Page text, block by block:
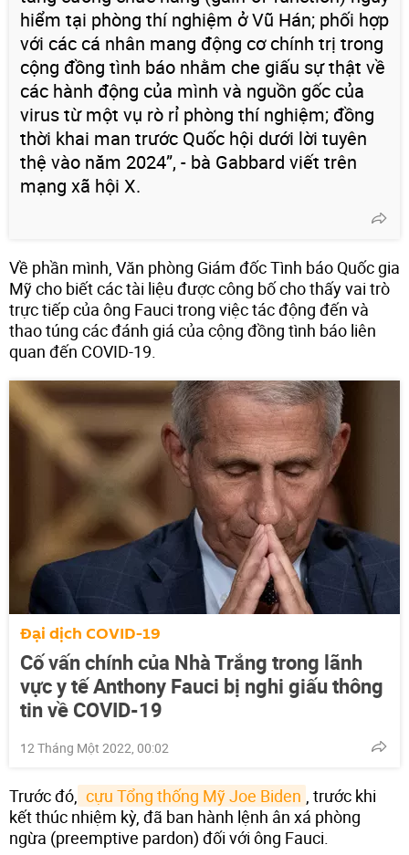
hiểm tại phòng thí nghiệm ở Vũ Hán; phối hợp
với các cá nhân mang động cơ chính trị trong
cộng đồng tình báo nhằm che giấu sự thật về
các hành động của mình và nguồn gốc của
virus từ một vụ rò rỉ phòng thí nghiệm; đồng
thời khai man trước Quốc hội dưới lời tuyên
thệ vào năm 2024”, - bà Gabbard viết trên
mạng xã hội X.
Về phần mình, Văn phòng Giám đốc Tình báo Quốc gia
Mỹ cho biết các tài liệu được công bố cho thấy vai trò
trực tiếp của ông Fauci trong việc tác động đến và
thao túng các đánh giá của cộng đồng tình báo liên
quan đến COVID-19.
Đại dịch COVID-19
Cố vấn chính của Nhà Trắng trong lãnh
vực y tế Anthony Fauci bị nghi giấu thông
tin về COVID-19
12 Tháng Một 2022, 00:02
Trước đó, cựu Tổng thống Mỹ Joe Biden , trước khi
kết thúc nhiệm kỳ, đã ban hành lệnh ân xá phòng
ngừa (preemptive pardon) đối với ông Fauci.